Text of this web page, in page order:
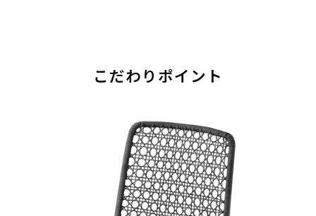
こだわりポイント